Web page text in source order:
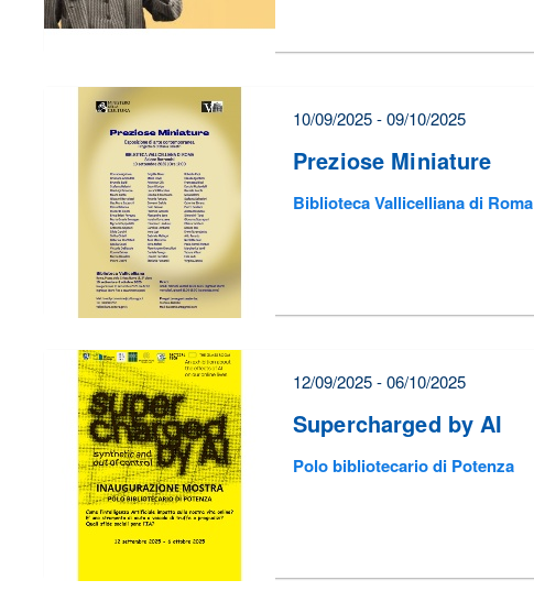
10/09/2025 - 09/10/2025
Preziose Miniature
Biblioteca Vallicelliana di Roma
12/09/2025 - 06/10/2025
Supercharged by AI
Polo bibliotecario di Potenza